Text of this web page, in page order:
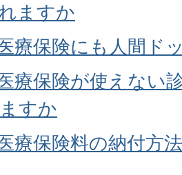
ますか
療保険にも人間ド
療保険が使えない
すか
療保険料の納付方